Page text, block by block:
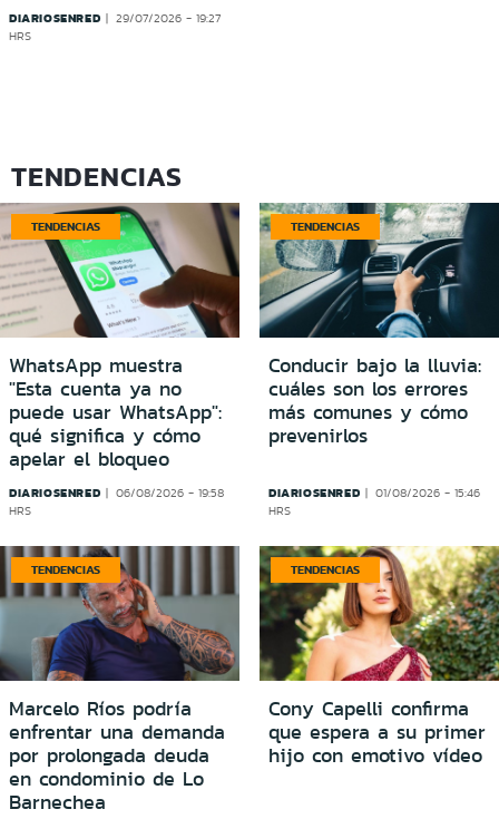
DIARIOSENRED
29/07/2026 - 19:27
HRS
TENDENCIAS
TENDENCIAS
WhatsApp muestra
"Esta cuenta ya no
puede usar WhatsApp":
qué significa y cómo
apelar el bloqueo
DIARIOSENRED
06/08/2026 - 19:58
HRS
TENDENCIAS
Conducir bajo la lluvia:
cuáles son los errores
más comunes y cómo
prevenirlos
DIARIOSENRED
01/08/2026 - 15:46
HRS
TENDENCIAS
Marcelo Ríos podría
enfrentar una demanda
por prolongada deuda
en condominio de Lo
Barnechea
TENDENCIAS
Cony Capelli confirma
que espera a su primer
hijo con emotivo vídeo